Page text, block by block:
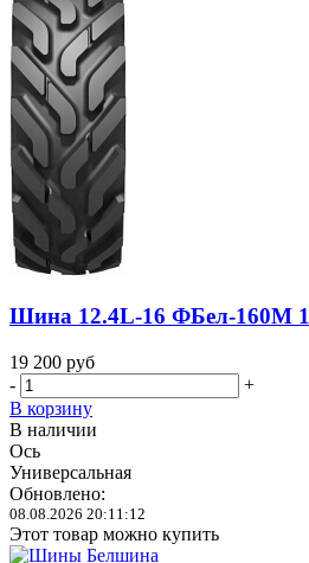
Шина 12.4L-16 ФБел-160М
19 200 руб
-
+
В корзину
В наличии
Ось
Универсальная
Обновлено:
08.08.2026 20:11:12
Этот товар можно купить